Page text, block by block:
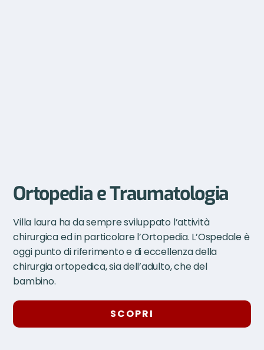
Ortopediae Traumatologia
Villa laura ha da sempre sviluppato l’attività
chirurgica ed in particolare l’Ortopedia. L’Ospedale è
oggi punto di riferimento e di eccellenza della
chirurgia ortopedica, sia dell’adulto, che del
bambino.
SCOPRI